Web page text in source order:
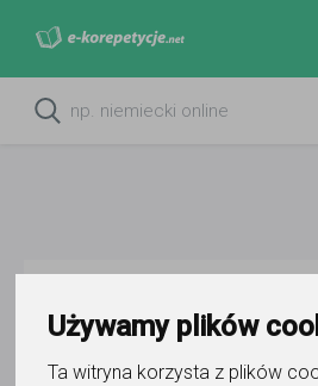
Używamy plików
Ta witryna korzysta z plików
Oznacz wystąpienie kontaktu